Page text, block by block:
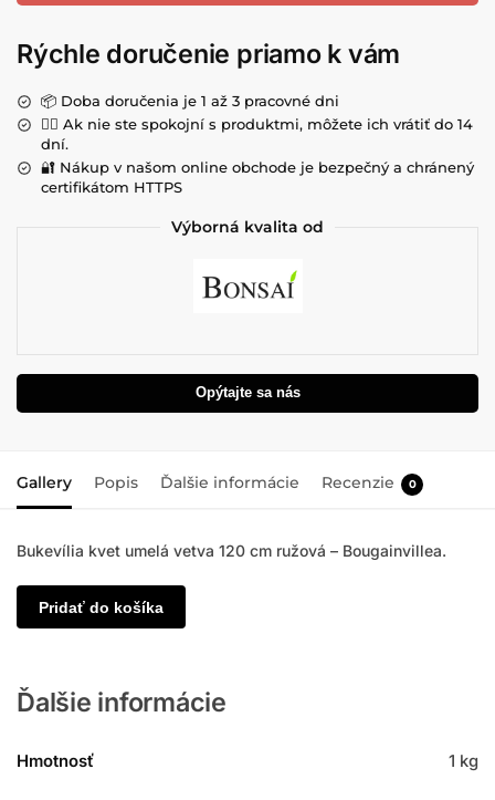
Rýchle doručenie priamo k vám
📦 Doba doručenia je 1 až 3 pracovné dni
💁‍♀️ Ak nie ste spokojní s produktmi, môžete ich vrátiť do 14
dní.
🔐 Nákup v našom online obchode je bezpečný a chránený
certifikátom HTTPS
Výborná kvalita od
Opýtajte sa nás
Gallery Popis Ďalšie informácie Recenzie 0
Bukevília kvet umelá vetva 120 cm ružová – Bougainvillea.
Pridať do košíka
Ďalšie informácie
Hmotnosť 1 kg